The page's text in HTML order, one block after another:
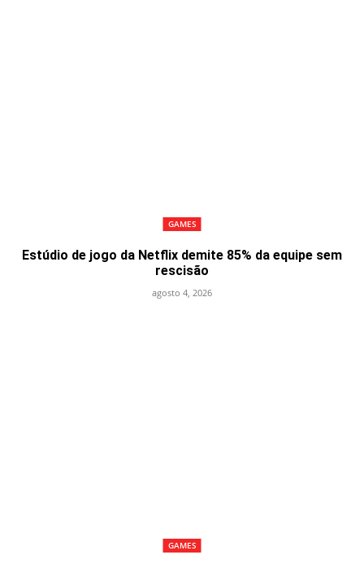
GAMES
Estúdio de jogo da Netflix demite 85% da equipe sem
rescisão
agosto 4, 2026
GAMES